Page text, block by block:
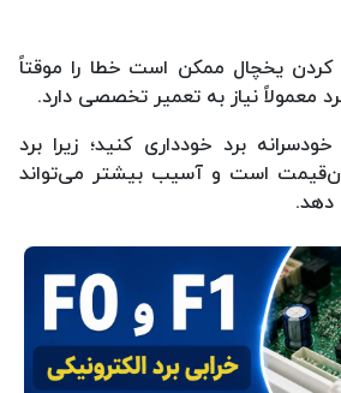
یخچال ممکن است خطا را موقتاً
معمولاً نیاز به تعمیر تخصصی دارد.
برد خودداری کنید؛ زیرا برد
است و آسیب بیشتر می‌تواند
دهد.